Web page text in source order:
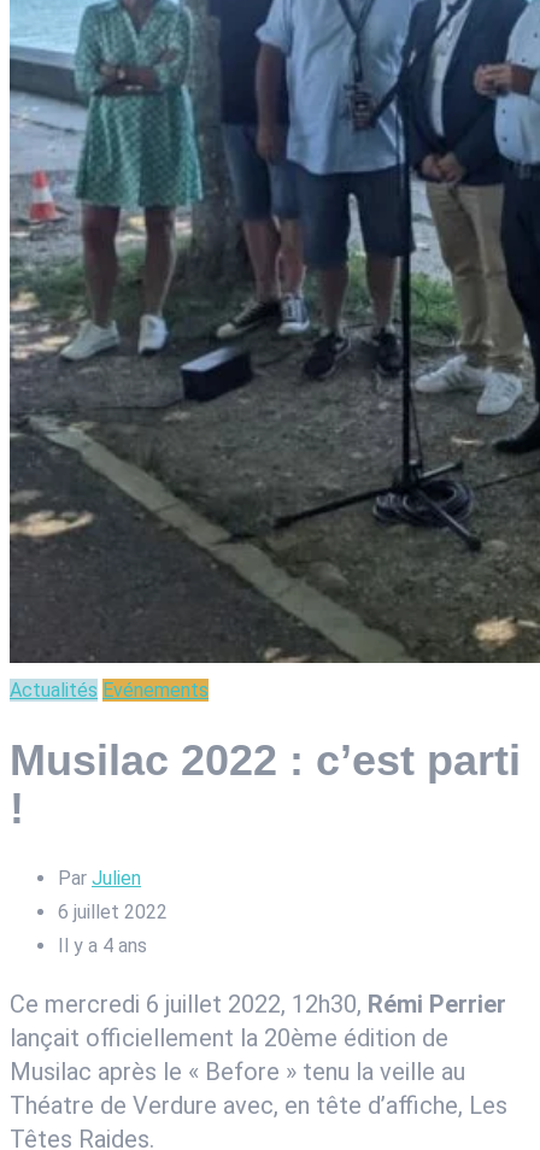
Actualités Evénements
Musilac 2022 : c’est parti
!
Par Julien
6 juillet 2022
Il y a 4 ans
Ce mercredi 6 juillet 2022, 12h30, Rémi Perrier
lançait officiellement la 20ème édition de
Musilac après le « Before » tenu la veille au
Théatre de Verdure avec, en tête d’affiche, Les
Têtes Raides.